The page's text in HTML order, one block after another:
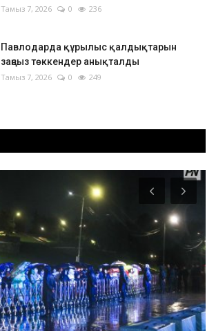
Тамыз 7, 2026 0 236
Павлодарда құрылыс қалдықтарын
заңсыз төккендер анықталды
Тамыз 7, 2026 0 249